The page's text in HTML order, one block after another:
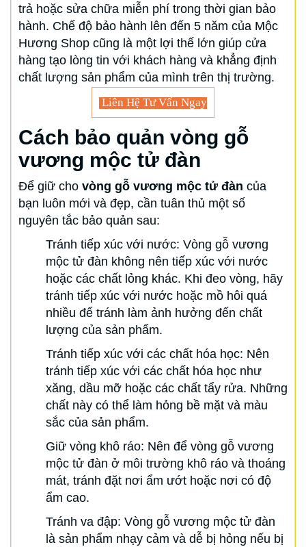
trả hoặc sửa chữa miễn phí trong thời gian bảo
hành. Chế độ bảo hành lên đến 5 năm của Mộc
Hương Shop cũng là một lợi thế lớn giúp cửa
hàng tạo lòng tin với khách hàng và khẳng định
chất lượng sản phẩm của mình trên thị trường.
Liên Hệ Tư Vấn Ngay
Cách bảo quản vòng gỗ
vương mộc tử đàn
Để giữ cho vòng gỗ vương mộc tử đàn của
bạn luôn mới và đẹp, cần tuân thủ một số
nguyên tắc bảo quản sau:
Tránh tiếp xúc với nước: Vòng gỗ vương
mộc tử đàn không nên tiếp xúc với nước
hoặc các chất lỏng khác. Khi đeo vòng, hãy
tránh tiếp xúc với nước hoặc mồ hôi quá
nhiều để tránh làm ảnh hưởng đến chất
lượng của sản phẩm.
Tránh tiếp xúc với các chất hóa học: Nên
tránh tiếp xúc với các chất hóa học như
xăng, dầu mỡ hoặc các chất tẩy rửa. Những
chất này có thể làm hỏng bề mặt và màu
sắc của sản phẩm.
Giữ vòng khô ráo: Nên để vòng gỗ vương
mộc tử đàn ở môi trường khô ráo và thoáng
mát, tránh đặt nơi ẩm ướt hoặc nơi có độ
ẩm cao.
Tránh va đập: Vòng gỗ vương mộc tử đàn
là sản phẩm nhạy cảm và dễ bị hỏng nếu bị